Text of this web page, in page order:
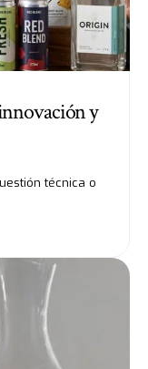
y
técnica o